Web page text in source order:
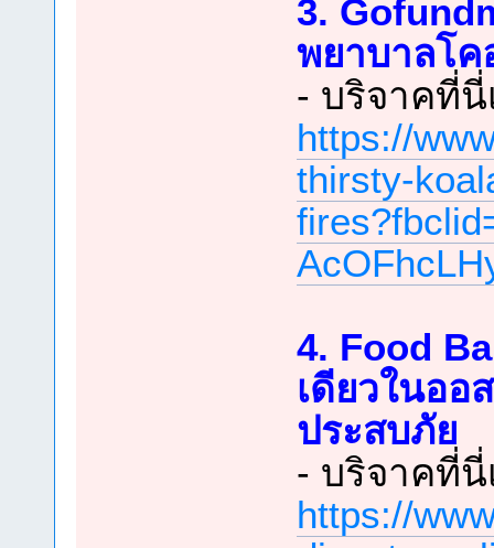
3.
พยาบาลโค
- บริจาคที่นี่
https://
thirsty-
4. Food
เดียวในออ
ประสบภัย
- บริจาคที่นี่
https://